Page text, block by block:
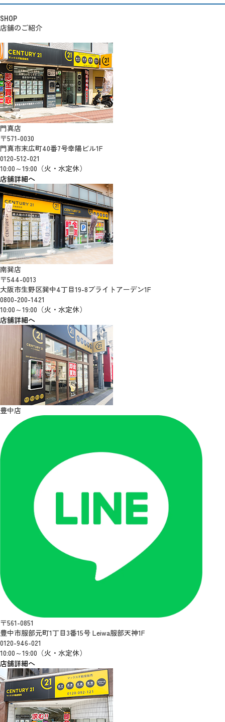
SHOP
店舗のご紹介
門真店
〒571-0030
門真市末広町40番7号幸陽ビル1F
0120-512-021
10:00～19:00（火・水定休）
店舗詳細へ
南巽店
〒544-0013
大阪市生野区巽中4丁目19-8ブライトアーデン1F
0800-200-1421
10:00～19:00（火・水定休）
店舗詳細へ
豊中店
〒561-0851
豊中市服部元町1丁目3番15号 Leiwa服部天神1F
0120-946-021
10:00～19:00（火・水定休）
店舗詳細へ